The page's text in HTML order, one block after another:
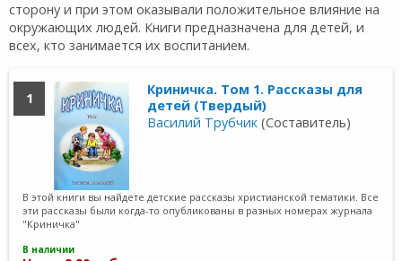
сторону и при этом оказывали положительное влияние на
окружающих людей. Книги предназначена для детей, и
всех, кто занимается их воспитанием.
1
Криничка. Том 1. Рассказы для
детей (Твердый)
Василий Трубчик (Составитель)
В этой книги вы найдете детские рассказы христианской тематики. Все
эти рассказы были когда-то опубликованы в разных номерах журнала
"Криничка"
В наличии